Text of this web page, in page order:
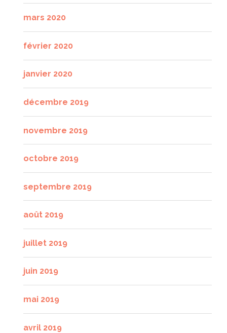
mars 2020
février 2020
janvier 2020
décembre 2019
novembre 2019
octobre 2019
septembre 2019
août 2019
juillet 2019
juin 2019
mai 2019
avril 2019